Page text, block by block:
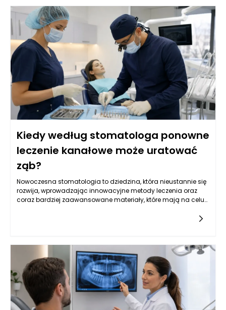
Kiedy według stomatologa ponowne
leczenie kanałowe może uratować
ząb?
Nowoczesna stomatologia to dziedzina, która nieustannie się
rozwija, wprowadzając innowacyjne metody leczenia oraz
coraz bardziej zaawansowane materiały, które mają na celu
kanałowe, często będące ostatnią deską ratunku dla zębów
postępowania. W wielu przypadkach ponowne leczenie
kanałowe może uratować ząb, ale nie każdy przypadek jest
jednoznaczny. Stomatolog w Rzeszowie potrafi ocenić, kiedy
taka decyzja jest zasadne, a także jak skutecznie
przeprowadzić kolejne etapy terapii protetycznej, aby pacjent
mógł cieszyć się zdrowym uśmiechem.